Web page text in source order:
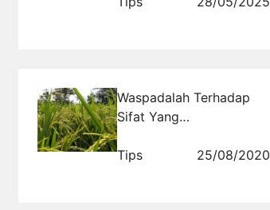
Waspadalah Terhadap
Sifat Yang
Menyombongkan Diri
Tips
25/08/2020